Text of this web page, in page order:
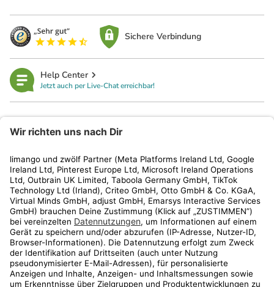
Sichere Verbindung
Help Center
Jetzt auch per Live-Chat erreichbar!
Kundenservice
Shop
Aktionen
Travel